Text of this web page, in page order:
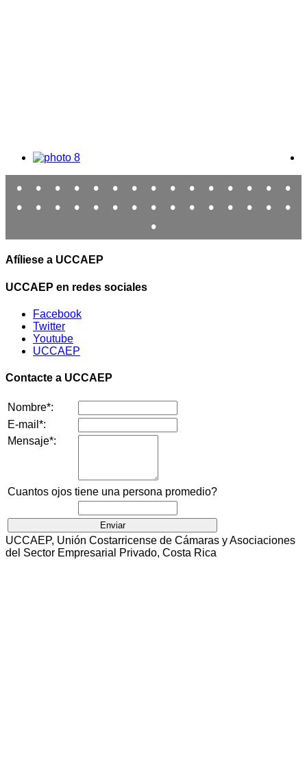
• • • • • • • • • • • • • •
•
•
• • • • • • • • • • • • •
•
•
Afíliese a UCCAEP
UCCAEP en redes sociales
Facebook
Twitter
Youtube
UCCAEP
Contacte a UCCAEP
Nombre*:
E-mail*:
Mensaje*:
Cuantos ojos tiene una persona promedio?
UCCAEP, Unión Costarricense de Cámaras y Asociaciones
del Sector Empresarial Privado, Costa Rica